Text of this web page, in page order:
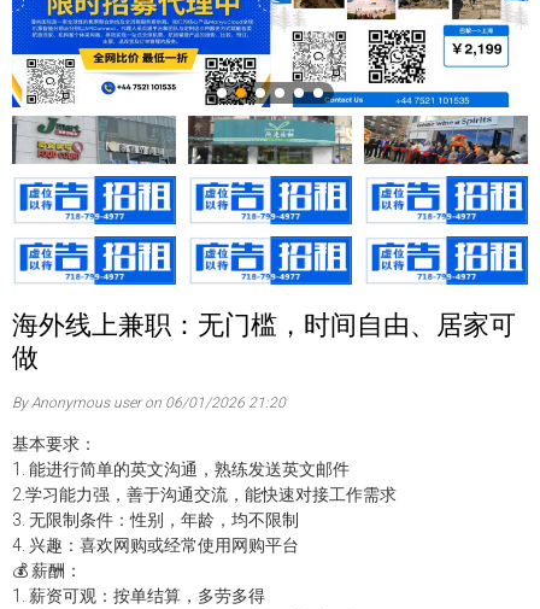
海外线上兼职：无门槛，时间自由、居家可
做
By Anonymous user on 06/01/2026 21:20
基本要求：
1. 能进行简单的英文沟通，熟练发送英文邮件
2.学习能力强，善于沟通交流，能快速对接工作需求
3. 无限制条件：性别，年龄，均不限制
4. 兴趣：喜欢网购或经常使用网购平台
💰 薪酬：
1. 薪资可观：按单结算，多劳多得